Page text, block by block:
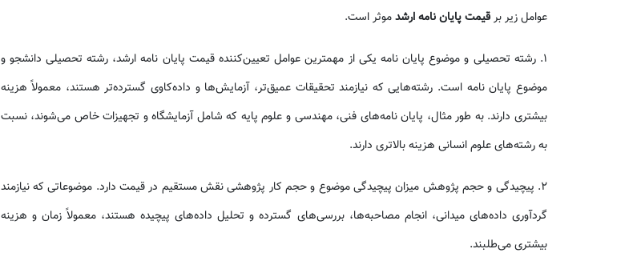
عوامل زیر برقیمت پایان نامه ارشدموثر است.
۱. رشته تحصیلی و موضوع پایان نامه یکی از مهمترین عوامل تعیین‌کننده قیمت پایان نامه ارشد، رشته تحصیلی دانشجو و
موضوع پایان نامه است. رشته‌هایی که نیازمند تحقیقات عمیق‌تر، آزمایش‌ها و داده‌کاوی گسترده‌تر هستند، معمولاً هزینه
بیشتری دارند. به طور مثال، پایان نامه‌های فنی، مهندسی و علوم پایه که شامل آزمایشگاه و تجهیزات خاص می‌شوند، نسبت
به رشته‌های علوم انسانی هزینه بالاتری دارند.
۲. پیچیدگی و حجم پژوهش میزان پیچیدگی موضوع و حجم کار پژوهشی نقش مستقیم در قیمت دارد. موضوعاتی که نیازمند
گردآوری داده‌های میدانی، انجام مصاحبه‌ها، بررسی‌های گسترده و تحلیل داده‌های پیچیده هستند، معمولاً زمان و هزینه
بیشتری می‌طلبند.